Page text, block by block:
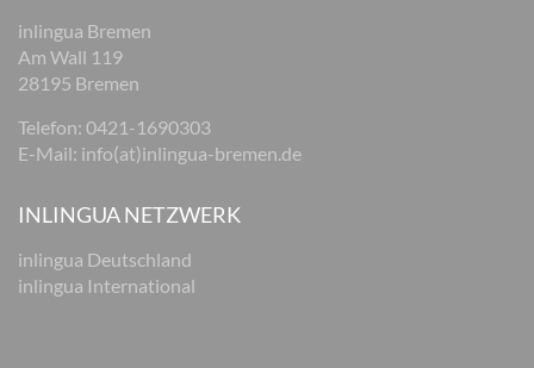
inlingua Bremen
Am Wall 119
28195 Bremen
Telefon: 0421-1690303
E-Mail: info(at)inlingua-bremen.de
INLINGUA NETZWERK
inlingua Deutschland
inlingua International